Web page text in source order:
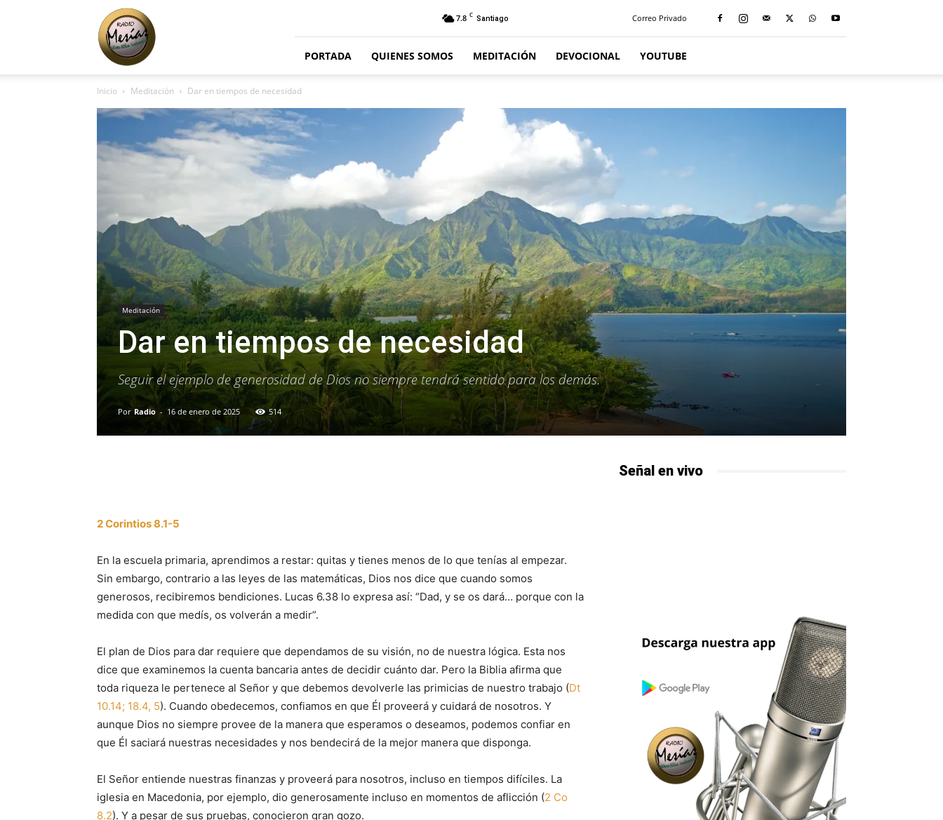
Radio
Mesías
7.8 C Santiago Correo Privado
PORTADA QUIENES SOMOS MEDITACIÓN DEVOCIONAL YOUTUBE
Inicio Meditación Dar en tiempos de necesidad
Meditación
Dar en tiempos de necesidad
Seguir el ejemplo de generosidad de Dios no siempre tendrá sentido para los demás.
Por Radio - 16 de enero de 2025 514
2 Corintios 8.1-5
En la escuela primaria, aprendimos a restar: quitas y tienes menos de lo que tenías al empezar.
Sin embargo, contrario a las leyes de las matemáticas, Dios nos dice que cuando somos
generosos, recibiremos bendiciones. Lucas 6.38 lo expresa así: “Dad, y se os dará… porque con la
medida con que medís, os volverán a medir”.
El plan de Dios para dar requiere que dependamos de su visión, no de nuestra lógica. Esta nos
dice que examinemos la cuenta bancaria antes de decidir cuánto dar. Pero la Biblia afirma que
toda riqueza le pertenece al Señor y que debemos devolverle las primicias de nuestro trabajo (Dt
10.14; 18.4, 5). Cuando obedecemos, confiamos en que Él proveerá y cuidará de nosotros. Y
aunque Dios no siempre provee de la manera que esperamos o deseamos, podemos confiar en
que Él saciará nuestras necesidades y nos bendecirá de la mejor manera que disponga.
El Señor entiende nuestras finanzas y proveerá para nosotros, incluso en tiempos difíciles. La
iglesia en Macedonia, por ejemplo, dio generosamente incluso en momentos de aflicción (2 Co
8.2). Y a pesar de sus pruebas, conocieron gran gozo.
Señal en vivo